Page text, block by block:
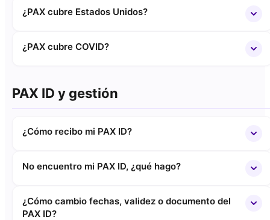
¿PAX cubre Estados Unidos?
¿PAX cubre COVID?
PAX ID y gestión
¿Cómo recibo mi PAX ID?
No encuentro mi PAX ID, ¿qué hago?
¿Cómo cambio fechas, validez o documento del
PAX ID?